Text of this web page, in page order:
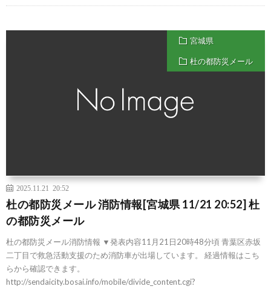
宮城県
杜の都防災メール
2025.11.21 20:52
杜の都防災メール 消防情報[宮城県 11/21 20:52] 杜
の都防災メール
杜の都防災メール消防情報 ▼発表内容11月21日20時48分頃 青葉区赤坂
二丁目で救急活動支援のため消防車が出場しています。 経過情報はこち
らから確認できます。
http://sendaicity.bosai.info/mobile/divide_content.cgi?